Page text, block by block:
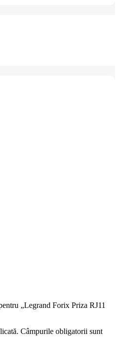
„Legrand Forix Priza RJ11
Câmpurile obligatorii sunt